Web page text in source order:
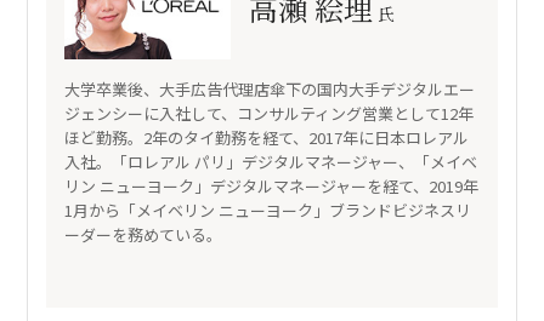
氏
大学卒業後、大手広告代理店傘下の国内大手デジタルエー
ジェンシーに入社して、コンサルティング営業として12年
ほど勤務。2年のタイ勤務を経て、2017年に日本ロレアル
入社。「ロレアル パリ」デジタルマネージャー、「メイベ
リン ニューヨーク」デジタルマネージャーを経て、2019年
1月から「メイベリン ニューヨーク」ブランドビジネスリ
ーダーを務めている。